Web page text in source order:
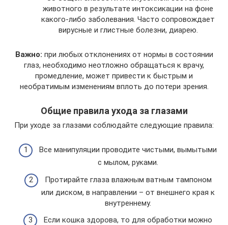
животного в результате интоксикации на фоне
какого-либо заболевания. Часто сопровождает
вирусные и глистные болезни, диарею.
Важно: при любых отклонениях от нормы в состоянии
глаз, необходимо неотложно обращаться к врачу,
промедление, может привести к быстрым и
необратимым изменениям вплоть до потери зрения.
Общие правила ухода за глазами
При уходе за глазами соблюдайте следующие правила:
Все манипуляции проводите чистыми, вымытыми
с мылом, руками.
Протирайте глаза влажным ватным тампоном
или диском, в направлении – от внешнего края к
внутреннему.
Если кошка здорова, то для обработки можно